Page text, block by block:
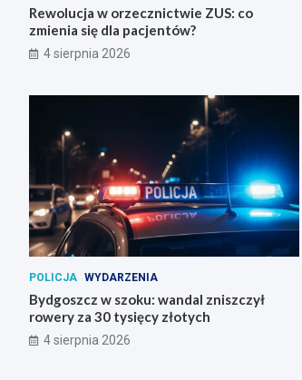
Rewolucja w orzecznictwie ZUS: co
zmienia się dla pacjentów?
4 sierpnia 2026
POLICJA WYDARZENIA
Bydgoszcz w szoku: wandal zniszczył
rowery za 30 tysięcy złotych
4 sierpnia 2026